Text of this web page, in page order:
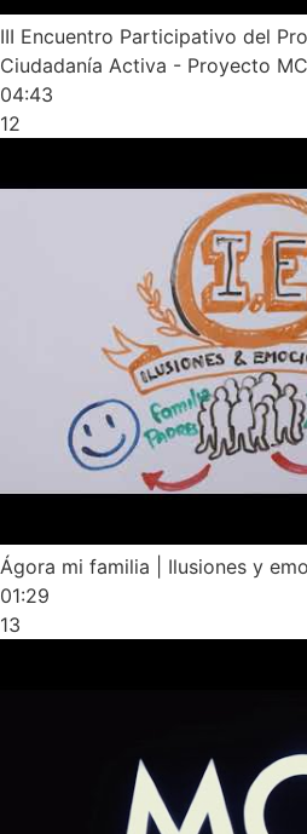
III Encuentro Participativo del
Ciudadanía Activa - Proyecto
04:43
12
Ágora mi familia | Ilusiones y
01:29
13